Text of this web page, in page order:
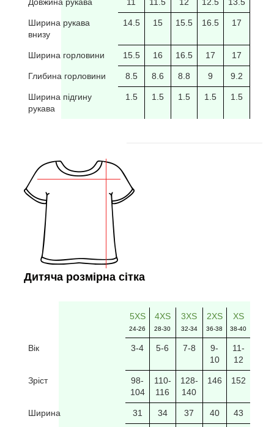
Ширина рукава
внизу
14.5 15 15.5 16.5 17
Ширина горловини 15.5 16 16.5 17 17
Глибина горловини 8.5 8.6 8.8 9 9.2
Ширина підгину
рукава
1.5 1.5 1.5 1.5 1.5
Дитяча розмірна сітка
5XS
24-26
4XS
28-30
3XS
32-34
2XS
36-38
XS
38-40
Вік 3-4 5-6 7-8
9-
10
11-
12
Зріст
98-
104
110-
116
128-
140
146 152
Ширина 31 34 37 40 43